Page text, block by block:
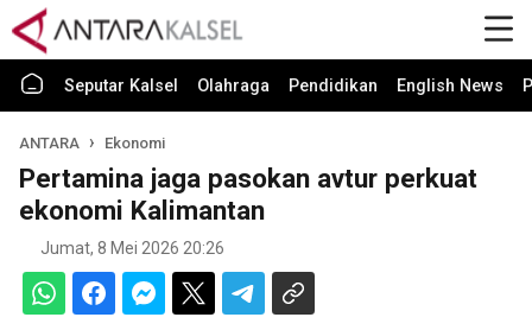
Seputar Kalsel Olahraga Pendidikan English News
ANTARA Ekonomi
Pertamina jaga pasokan avtur perkuat
ekonomi Kalimantan
Jumat, 8 Mei 2026 20:26